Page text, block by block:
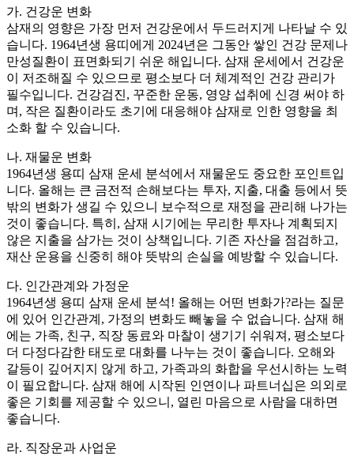
가. 건강운 변화
삼재의 영향은 가장 먼저 건강운에서 두드러지게 나타날 수 있
습니다. 1964년생 용띠에게 2024년은 그동안 쌓인 건강 문제나
만성질환이 표면화되기 쉬운 해입니다. 삼재 운세에서 건강운
이 저조해질 수 있으므로 평소보다 더 체계적인 건강 관리가
필수입니다. 건강검진, 꾸준한 운동, 영양 섭취에 신경 써야 하
며, 작은 질환이라도 초기에 대응해야 삼재로 인한 영향을 최
소화 할 수 있습니다.
나. 재물운 변화
1964년생 용띠 삼재 운세 분석에서 재물운도 중요한 포인트입
니다. 올해는 큰 금전적 손해보다는 투자, 지출, 대출 등에서 뜻
밖의 변화가 생길 수 있으니 보수적으로 재정을 관리해 나가는
것이 좋습니다. 특히, 삼재 시기에는 무리한 투자나 계획되지
않은 지출을 삼가는 것이 상책입니다. 기존 자산을 점검하고,
재산 운용을 신중히 해야 뜻밖의 손실을 예방할 수 있습니다.
다. 인간관계와 가정운
1964년생 용띠 삼재 운세 분석! 올해는 어떤 변화가?라는 질문
에 있어 인간관계, 가정의 변화도 빼놓을 수 없습니다. 삼재 해
에는 가족, 친구, 직장 동료와 마찰이 생기기 쉬워져, 평소보다
더 다정다감한 태도로 대화를 나누는 것이 좋습니다. 오해와
갈등이 깊어지지 않게 하고, 가족과의 화합을 우선시하는 노력
이 필요합니다. 삼재 해에 시작된 인연이나 파트너십은 의외로
좋은 기회를 제공할 수 있으니, 열린 마음으로 사람을 대하면
좋습니다.
라. 직장운과 사업운